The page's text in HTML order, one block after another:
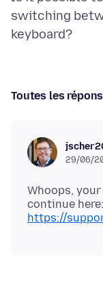
switching
Toutes les
29/06/
Whoops,
continue here:
https://